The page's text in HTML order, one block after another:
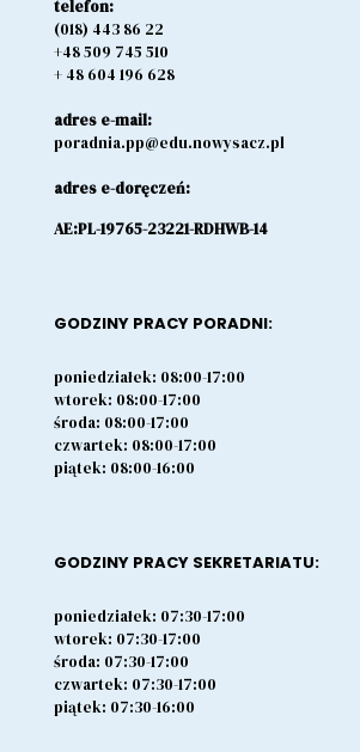
telefon:
(018) 443 86 22
+48 509 745 510
+ 48 604 196 628
adres e-mail:
poradnia.pp@edu.nowysacz.pl
adres e-doręczeń:
AE:PL-19765-23221-RDHWB-14
GODZINY PRACY PORADNI:
poniedziałek: 08:00-17:00
wtorek: 08:00-17:00
środa: 08:00-17:00
czwartek: 08:00-17:00
piątek: 08:00-16:00
GODZINY PRACY SEKRETARIATU:
poniedziałek: 07:30-17:00
wtorek: 07:30-17:00
środa: 07:30-17:00
czwartek: 07:30-17:00
piątek: 07:30-16:00